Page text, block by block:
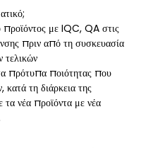
με IQC, QA στις
πριν από τη συσκευασία
πρότυπα ποιότητας που
τη διάρκεια της
τα νέα προϊόντα με νέα